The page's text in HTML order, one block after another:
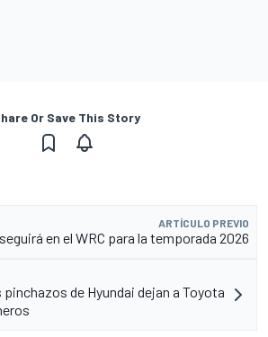
Or Save This Story
ARTÍCULO PREVIO
en el WRC para la temporada 2026
de Hyundai dejan a Toyota